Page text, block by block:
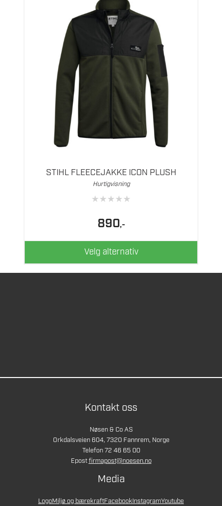
STIHL FLEECEJAKKE ICON PLUSH
Hurtigvisning
★★★★★
890,-
Velg alternativ
produktet
produktsiden
Kontakt oss
Nøsen & Co AS
Orkdalsveien 604, 7320 Fannrem, Norge
Telefon 72 46 65 00
Epostfirmapost@noesen.no
Media
LogoMiljø og bærekraftFacebookInstagramYoutube